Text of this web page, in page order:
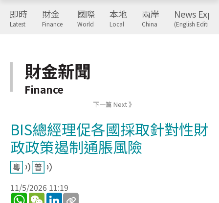
即時
Latest
財金
Finance
國際
World
本地
Local
兩岸
China
News
(English Edition)
財金新聞
Finance
下一篇 Next 》
BIS總經理促各國採取針對性財
政政策遏制通脹風險
11/5/2026 11:19
WhatsApp
WeChatLinkedIn